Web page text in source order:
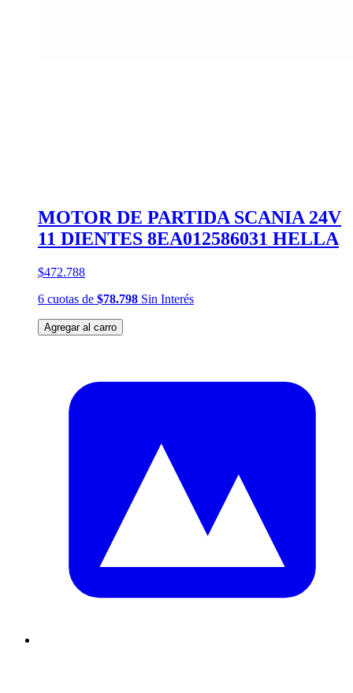
MOTOR DE PARTIDA SCANIA 24V
11 DIENTES 8EA012586031 HELLA
$472.788
6 cuotas de $78.798 Sin Interés
Agregar al carro